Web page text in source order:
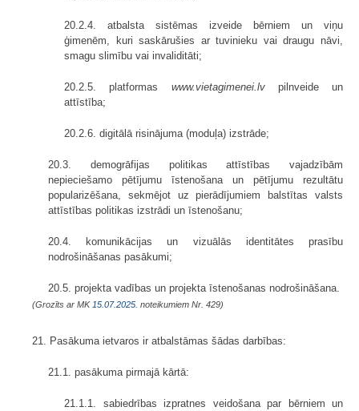
20.2.4. atbalsta sistēmas izveide bērniem un viņu
ģimenēm, kuri saskārušies ar tuvinieku vai draugu nāvi,
smagu slimību vai invaliditāti;
20.2.5. platformas www.vietagimenei.lvpilnveide un
attīstība;
20.2.6. digitālā risinājuma (moduļa) izstrāde;
20.3. demogrāfijas politikas attīstības vajadzībām
nepieciešamo pētījumu īstenošana un pētījumu rezultātu
popularizēšana, sekmējot uz pierādījumiem balstītas valsts
attīstības politikas izstrādi un īstenošanu;
20.4. komunikācijas un vizuālās identitātes prasību
nodrošināšanas pasākumi;
20.5. projekta vadības un projekta īstenošanas nodrošināšana.
(Grozīts ar MK 15.07.2025. noteikumiem Nr. 429)
21. Pasākuma ietvaros ir atbalstāmas šādas darbības:
21.1. pasākuma pirmajā kārtā:
21.1.1. sabiedrības izpratnes veidošana par bērniem un